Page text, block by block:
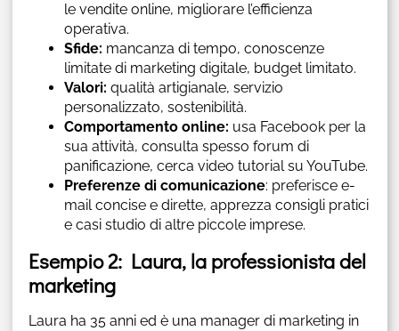
le vendite online, migliorare l’efficienza
operativa.
Sfide: mancanza di tempo, conoscenze
limitate di marketing digitale, budget limitato.
Valori: qualità artigianale, servizio
personalizzato, sostenibilità.
Comportamento online: usa Facebook per la
sua attività, consulta spesso forum di
panificazione, cerca video tutorial su YouTube.
Preferenze di comunicazione: preferisce e-
mail concise e dirette, apprezza consigli pratici
e casi studio di altre piccole imprese.
Esempio 2: Laura, la professionista del
marketing
Laura ha 35 anni ed è una manager di marketing in